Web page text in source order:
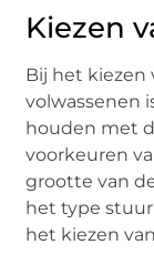
Kiezen
Bij het kiezen
volwassenen
houden met
voorkeuren
grootte van
het type
het kiezen